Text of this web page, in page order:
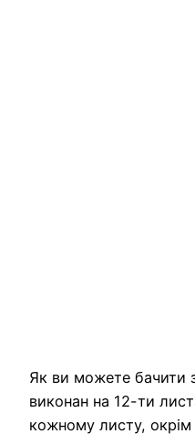
Як ви можете бачити
виконан на 12-ти
кожному листу, окрім